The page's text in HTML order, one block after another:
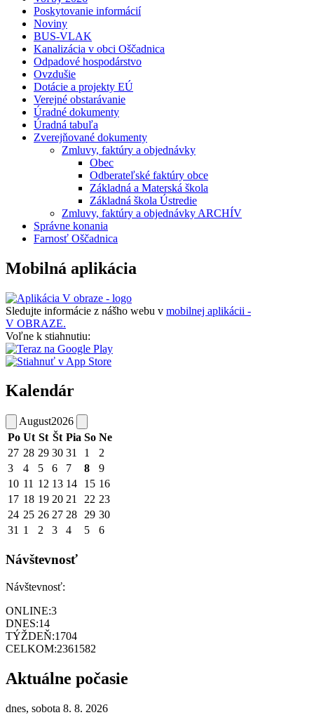
Poskytovanie informácií
Noviny
BUS-VLAK
Kanalizácia v obci Oščadnica
Odpadové hospodárstvo
Ovzdušie
Dotácie a projekty EÚ
Verejné obstarávanie
Úradné dokumenty
Úradná tabuľa
Zverejňované dokumenty
Zmluvy, faktúry a objednávky
Obec
Odberateľské faktúry obce
Základná a Materská škola
Základná škola Ústredie
Zmluvy, faktúry a objednávky ARCHÍV
Správne konania
Farnosť Oščadnica
Mobilná aplikácia
Sledujte informácie z nášho webu v mobilnej aplikácii -
V OBRAZE.
Voľne k stiahnutiu:
Kalendár
August2026
Po Ut St Št Pia So Ne
27 28 29 30 31 1
2
3
4 5 6 7 8
9
10 11 12 13 14 15 16
17 18 19 20 21 22 23
24 25 26 27 28 29 30
31 1 2 3 4 5 6
Návštevnosť
Návštevnosť:
ONLINE:3
DNES:14
TÝŽDEŇ:1704
CELKOM:2361582
Aktuálne počasie
dnes, sobota 8. 8. 2026